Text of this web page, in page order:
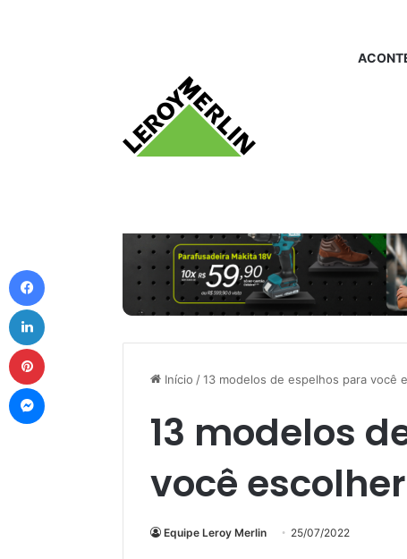
Início /13 modelos de espelhos para você
13 modelos
você escolher
Equipe Leroy Merlin 25/07/2022